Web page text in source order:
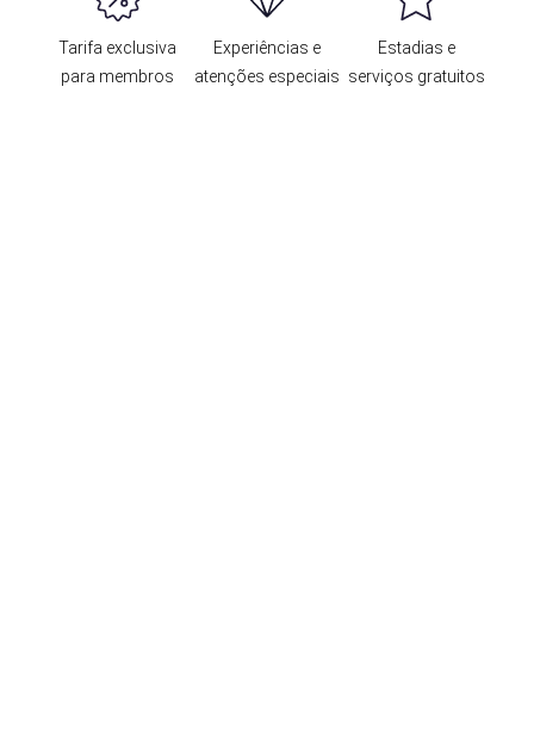
Tarifa exclusiva
para membros
Experiências e
atenções especiais
Estadias e
serviços gratuitos